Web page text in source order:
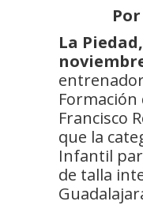
La
Formación
Francisco
que la
Infantil
de talla